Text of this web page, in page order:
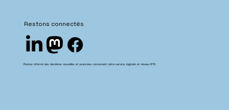
Restons connectés
Restez informé des dernières nouvelles et avancées concernant notre service, logiciels et réseau RTK.